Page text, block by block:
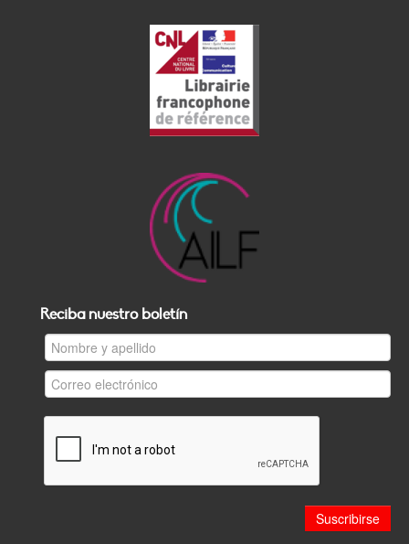
Reciba nuestro boletín